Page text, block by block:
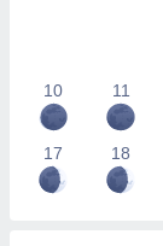
10 11
17 18